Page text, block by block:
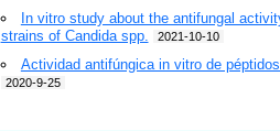
In vitro study about the antifungal
strains of Candida spp.
2021-10-10
Actividad antifúngica in vitro de
2020-9-25